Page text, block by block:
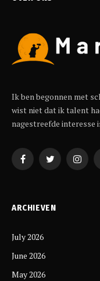
Ik ben begonnen met
wist niet dat ik talent
nagestreefde interesse
FacebookTwitter
ARCHIEVEN
July 2026
June 2026
May 2026